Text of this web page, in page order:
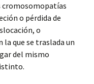
cromosomopatías
o pérdida de
o
que se traslada un
del mismo